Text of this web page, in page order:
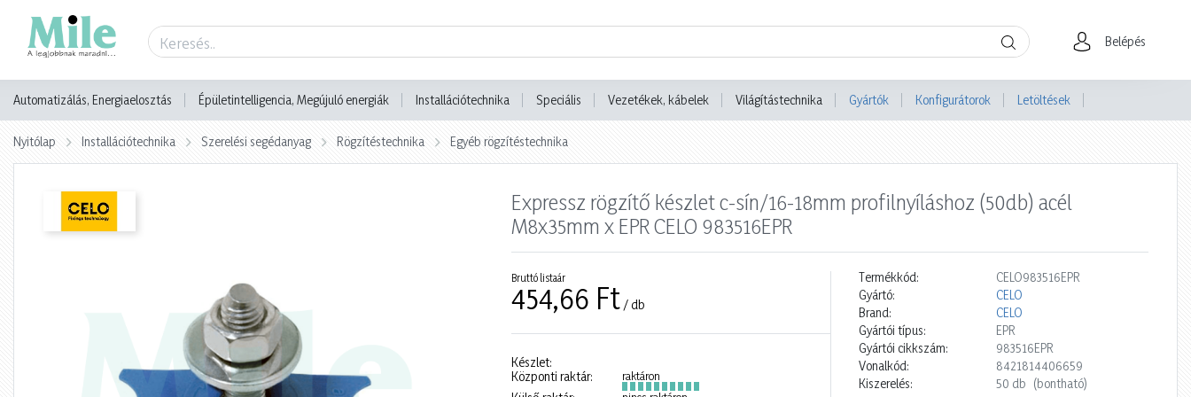
Belépés
Automatizálás, Energiaelosztás Épületintelligencia, Megújuló energiák Installációtechnika Speciális Vezetékek, kábelek Világítástechnika Gyártók Konfigurátorok Letöltések
Nyitólap Installációtechnika Szerelési segédanyag Rögzítéstechnika Egyéb rögzítéstechnika
Expressz rögzítő készlet c-sín/16-18mm profilnyíláshoz (50db) acél
M8x35mm x EPR CELO 983516EPR
Bruttó listaár
454,66 Ft / db
Készlet:
Központi raktár:
raktáron
Termékkód:
CELO983516EPR
Gyártó:
CELO
Brand:
CELO
Gyártói típus:
EPR
Gyártói cikkszám:
983516EPR
Vonalkód:
8421814406659
Kiszerelés:
50 db (bontható)
Termék adatlap